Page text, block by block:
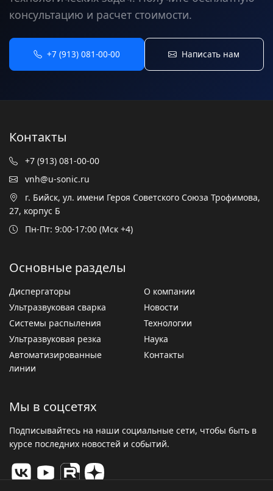
консультацию и расчет стоимости.
+7 (913) 081-00-00 Написать нам
Контакты
+7 (913) 081-00-00
vnh@u-sonic.ru
г. Бийск, ул. имени Героя Советского Союза Трофимова,
27, корпус Б
Пн-Пт: 9:00-17:00 (Мск +4)
Основные разделы
Диспергаторы
Ультразвуковая сварка
Системы распыления
Ультразвуковая резка
Автоматизированные
линии
О компании
Новости
Технологии
Наука
Контакты
Мы в соцсетях
Подписывайтесь на наши социальные сети, чтобы быть в
курсе последних новостей и событий.